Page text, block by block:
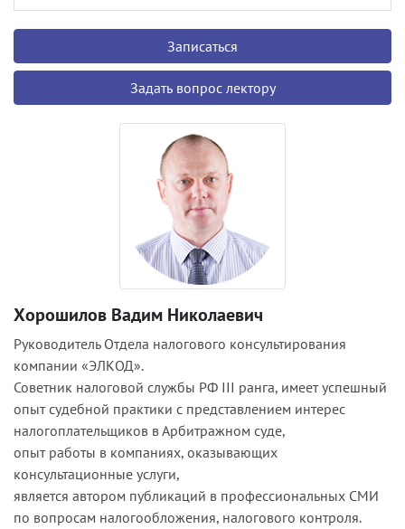
Записаться
Задать вопрос лектору
Хорошилов Вадим Николаевич
Руководитель Отдела налогового консультирования
компании «ЭЛКОД».
Советник налоговой службы РФ III ранга, имеет успешный
опыт судебной практики с представлением интерес
налогоплательщиков в Арбитражном суде,
опыт работы в компаниях, оказывающих
консультационные услуги,
является автором публикаций в профессиональных СМИ
по вопросам налогообложения, налогового контроля.